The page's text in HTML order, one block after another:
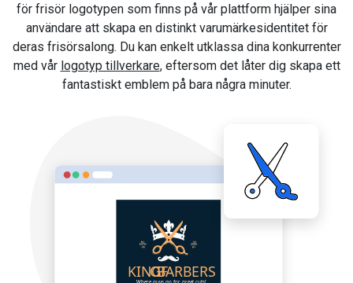
för frisör logotypen som finns på vår plattform hjälper sina
användare att skapa en distinkt varumärkesidentitet för
deras frisörsalong. Du kan enkelt utklassa dina konkurrenter
med vår logotyp tillverkare, eftersom det låter dig skapa ett
fantastiskt emblem på bara några minuter.